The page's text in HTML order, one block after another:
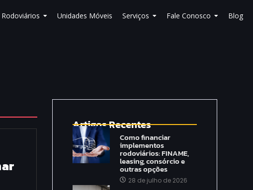
Unidades Móveis Serviços Fale Conosco Blog
Artigos Recentes
Como financiar
implementos
rodoviários: FINAME,
leasing, consórcio e
outras opções
28 de julho de 2026